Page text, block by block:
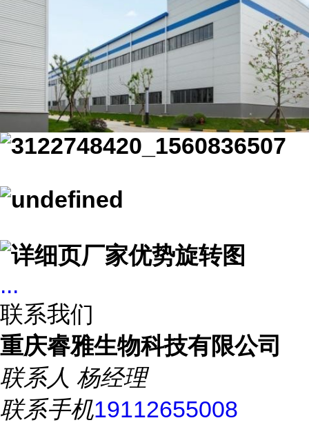
...
联系我们
重庆睿雅生物科技有限公司
联系人 杨经理
联系手机19112655008